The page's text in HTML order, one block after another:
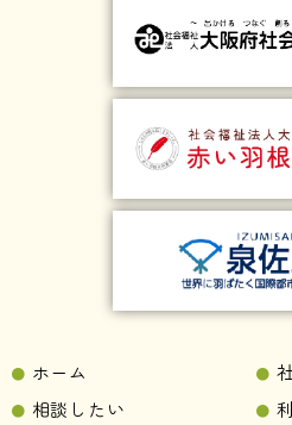
ホーム
相談したい